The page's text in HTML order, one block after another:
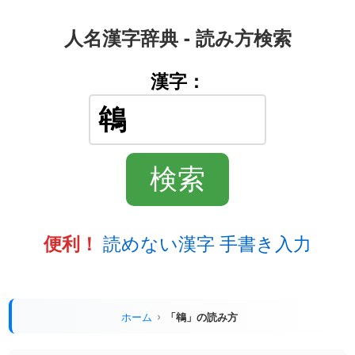
人名漢字辞典 - 読み方検索
漢字：
便利！ 読めない漢字 手書き入力
ホーム 「鴾」の読み方